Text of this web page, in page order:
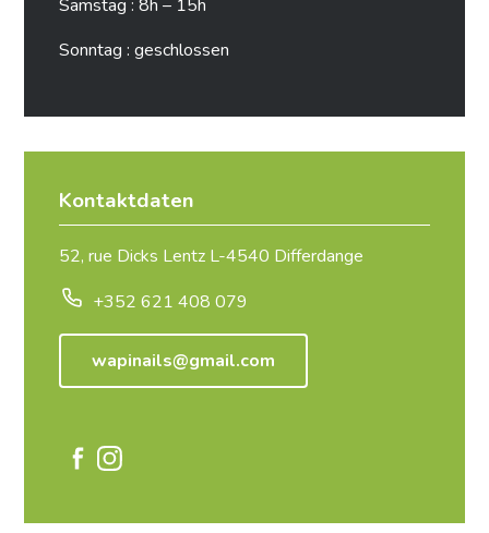
Samstag : 8h – 15h
Sonntag : geschlossen
Kontaktdaten
52, rue Dicks Lentz L-4540 Differdange
+352 621 408 079
wapinails@gmail.com